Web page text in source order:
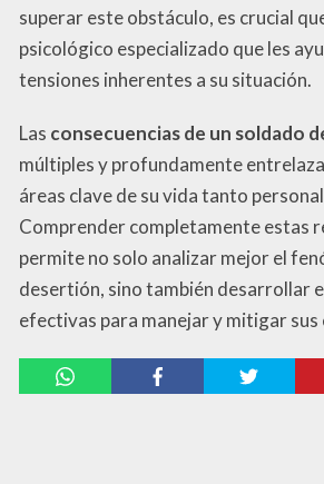
superar este obstáculo, es crucial
psicológico especializado que les
tensiones inherentes a su situación.
Las consecuencias de un soldado
múltiples y profundamente
áreas clave de su vida tanto
Comprender completamente estas
permite no solo analizar mejor el
desertión, sino también desarrollar
efectivas para manejar y mitigar